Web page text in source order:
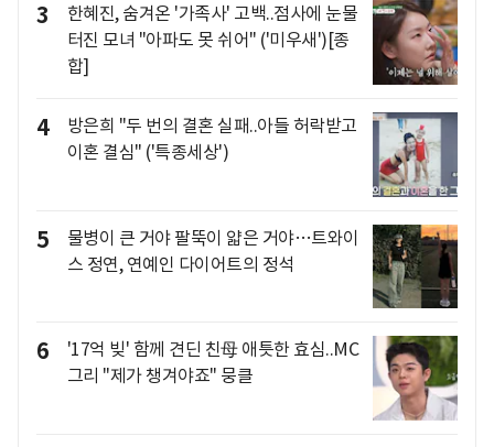
3
한혜진, 숨겨온 '가족사' 고백..점사에 눈물
터진 모녀 "아파도 못 쉬어" ('미우새')[종
합]
4
방은희 "두 번의 결혼 실패..아들 허락받고
이혼 결심" ('특종세상')
5
물병이 큰 거야 팔뚝이 얇은 거야…트와이
스 정연, 연예인 다이어트의 정석
6
'17억 빚' 함께 견딘 친母 애틋한 효심..MC
그리 "제가 챙겨야죠" 뭉클